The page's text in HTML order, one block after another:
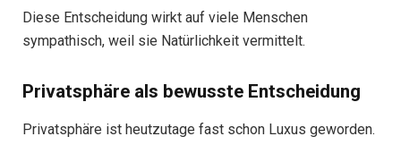
Diese Entscheidung wirkt auf viele Menschen
sympathisch, weil sie Natürlichkeit vermittelt.
Privatsphäre als bewusste Entscheidung
Privatsphäre ist heutzutage fast schon Luxus geworden.